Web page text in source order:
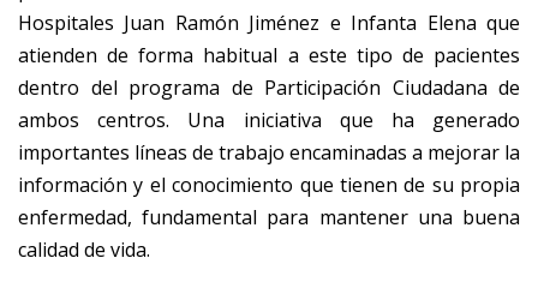
Hospitales Juan Ramón Jiménez e Infanta Elena que
atienden de forma habitual a este tipo de pacientes
dentro del programa de Participación Ciudadana de
ambos centros. Una iniciativa que ha generado
importantes líneas de trabajo encaminadas a mejorar la
información y el conocimiento que tienen de su propia
enfermedad, fundamental para mantener una buena
calidad de vida.